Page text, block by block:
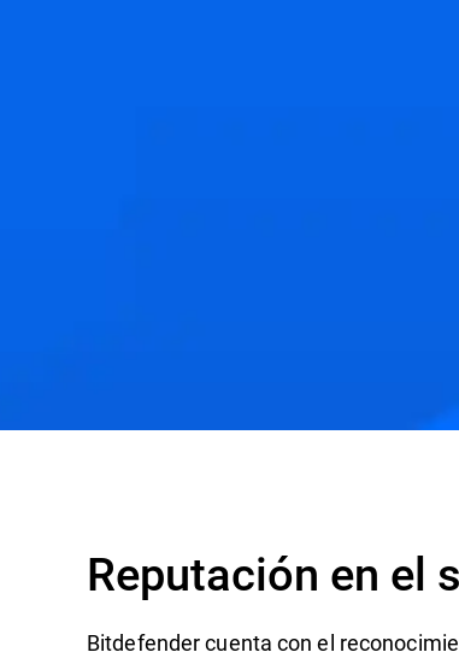
Reputación en el
Bitdefender cuenta con el